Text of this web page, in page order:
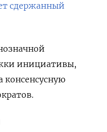
сдержанный
инициативы,
консенсусную